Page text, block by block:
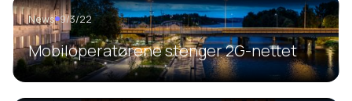
News 9/3/22
Mobiloperatørene stenger 2G-nettet